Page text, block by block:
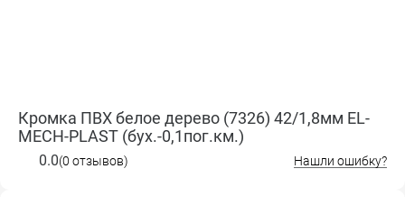
Кромка ПВХ белое дерево (7326) 42/1,8мм EL-
MECH-PLAST (бух.-0,1пог.км.)
0.0(0 отзывов) Нашли ошибку?